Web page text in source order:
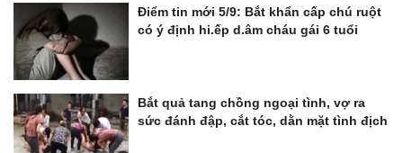
Điểm tin mới 5/9: Bắt khẩn cấp chú ruột
có ý định hi.ếp d.âm cháu gái 6 tuổi
Bắt quả tang chồng ngoại tình, vợ ra
sức đánh đập, cắt tóc, dằn mặt tình địch